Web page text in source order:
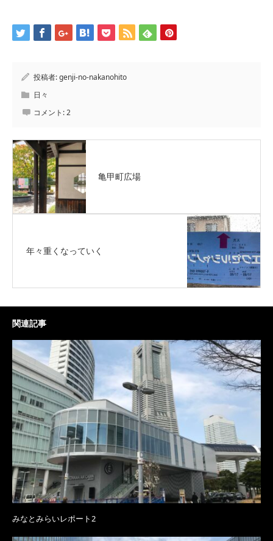
投稿者:genji-no-nakanohito
日々
コメント:2
亀甲町広場
年々重くなっていく
関連記事
みなとみらいレポート2